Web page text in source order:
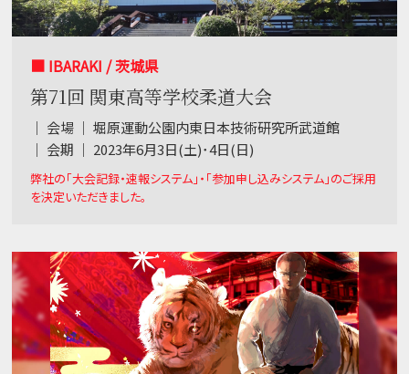
■ IBARAKI / 茨城県
第71回 関東高等学校柔道大会
｜ 会場 ｜ 堀原運動公園内東日本技術研究所武道館
｜ 会期 ｜ 2023年6月3日(土)･4日(日)
弊社の「大会記録・速報システム」・「参加申し込みシステム」のご採用
を決定いただきました。